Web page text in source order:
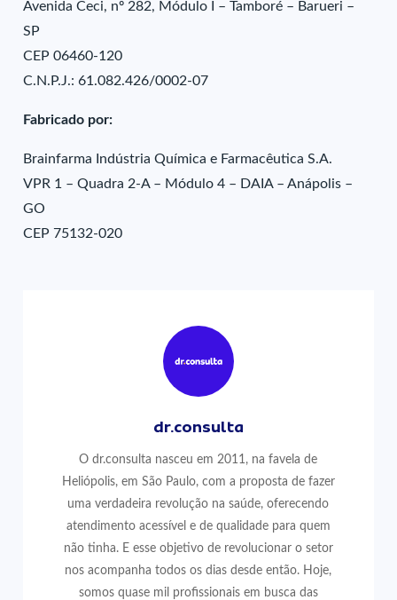
Avenida Ceci, nº 282, Módulo I – Tamboré – Barueri –
SP
CEP 06460-120
C.N.P.J.: 61.082.426/0002-07
Fabricado por:
Brainfarma Indústria Química e Farmacêutica S.A.
VPR 1 – Quadra 2-A – Módulo 4 – DAIA – Anápolis –
GO
CEP 75132-020
dr.consulta
O dr.consulta nasceu em 2011, na favela de
Heliópolis, em São Paulo, com a proposta de fazer
uma verdadeira revolução na saúde, oferecendo
atendimento acessível e de qualidade para quem
não tinha. E esse objetivo de revolucionar o setor
nos acompanha todos os dias desde então. Hoje,
somos quase mil profissionais em busca das